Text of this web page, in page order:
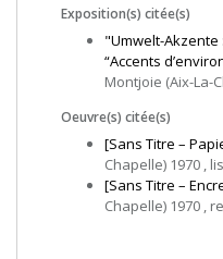
Exposition(s) citée(s)
"Umwelt-Akzente
“Accents
Montjoie (Aix-La-
Oeuvre(s) citée(s)
[Sans Titre –
Chapelle) 1970 ,
[Sans Titre –
Chapelle) 1970 ,